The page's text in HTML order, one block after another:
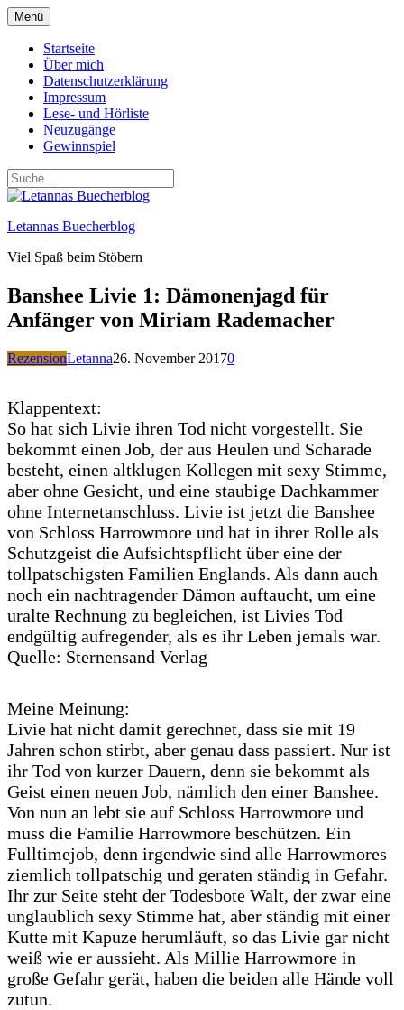
Zum
Inhalt
springen
Menü
Startseite
Über mich
Datenschutzerklärung
Impressum
Lese- und Hörliste
Neuzugänge
Gewinnspiel
Letannas Buecherblog
Viel Spaß beim Stöbern
Banshee Livie 1: Dämonenjagd für
Anfänger von Miriam Rademacher
RezensionLetanna26. November 20170
Klappentext:
So hat sich Livie ihren Tod nicht vorgestellt. Sie
bekommt einen Job, der aus Heulen und Scharade
besteht, einen altklugen Kollegen mit sexy Stimme,
aber ohne Gesicht, und eine staubige Dachkammer
ohne Internetanschluss. Livie ist jetzt die Banshee
von Schloss Harrowmore und hat in ihrer Rolle als
Schutzgeist die Aufsichtspflicht über eine der
tollpatschigsten Familien Englands. Als dann auch
noch ein nachtragender Dämon auftaucht, um eine
uralte Rechnung zu begleichen, ist Livies Tod
endgültig aufregender, als es ihr Leben jemals war.
Quelle: Sternensand Verlag
Meine Meinung:
Livie hat nicht damit gerechnet, dass sie mit 19
Jahren schon stirbt, aber genau dass passiert. Nur ist
ihr Tod von kurzer Dauern, denn sie bekommt als
Geist einen neuen Job, nämlich den einer Banshee.
Von nun an lebt sie auf Schloss Harrowmore und
muss die Familie Harrowmore beschützen. Ein
Fulltimejob, denn irgendwie sind alle Harrowmores
ziemlich tollpatschig und geraten ständig in Gefahr.
Ihr zur Seite steht der Todesbote Walt, der zwar eine
unglaublich sexy Stimme hat, aber ständig mit einer
Kutte mit Kapuze herumläuft, so das Livie gar nicht
weiß wie er aussieht. Als Millie Harrowmore in
große Gefahr gerät, haben die beiden alle Hände voll
zutun.